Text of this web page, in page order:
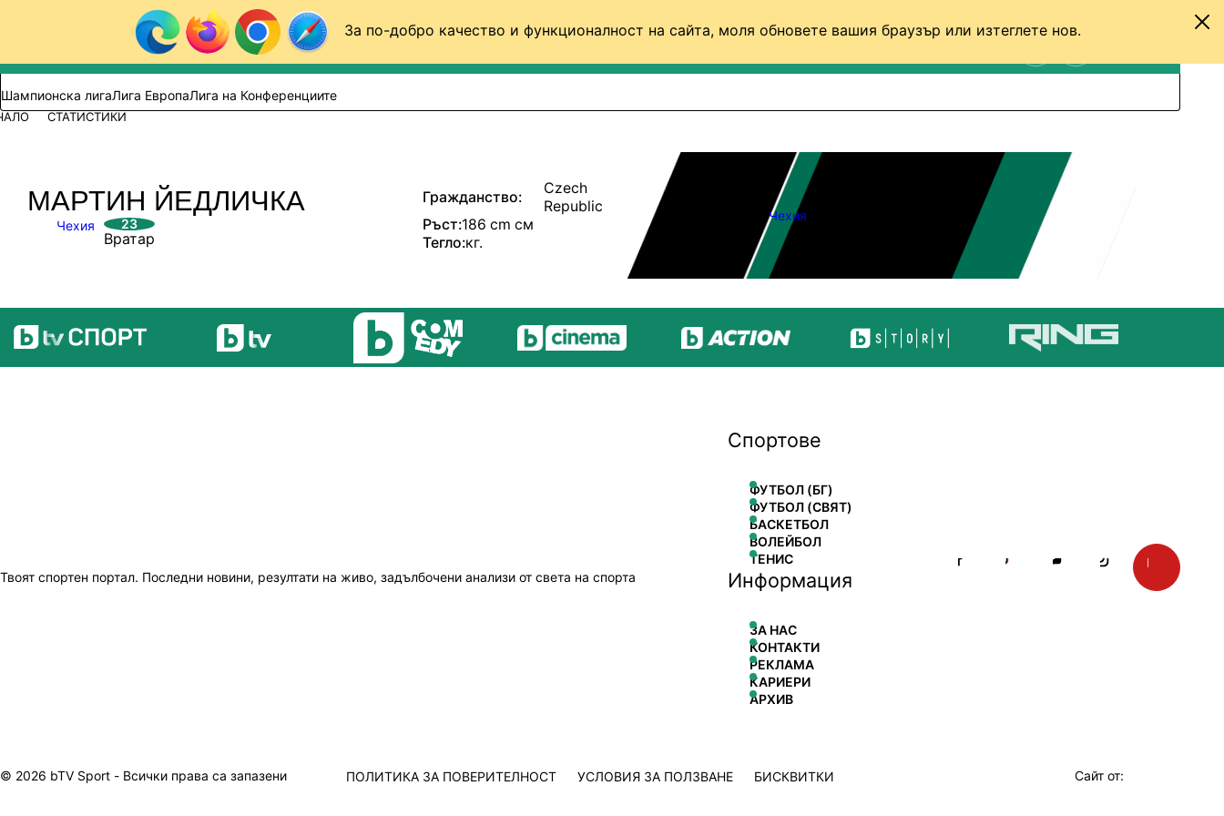
За по-добро качество и функционалност на сайта, моля обновете вашия браузър или изтеглете нов.
Към съдържанието
Търси в сайта
ВИДЕО ФУТБОЛ (БГ)
Шампионска лигаЛига ЕвропаЛига на Конференциите
СТАТИСТИКИ
МАРТИН ЙЕДЛИЧКА
Чехия 23
Вратар
Гражданство:
Czech
Republic
Ръст:186 cm см
Тегло:кг.
Чехия
Твоят спортен портал. Последни новини, резултати на живо, задълбочени анализи от света на спорта
Спортове
ФУТБОЛ (БГ)
ФУТБОЛ (СВЯТ)
БАСКЕТБОЛ
ВОЛЕЙБОЛ
ТЕНИС
Информация
ЗА НАС
КОНТАКТИ
РЕКЛАМА
КАРИЕРИ
АРХИВ
© 2026 bTV Sport - Всички права са запазени ПОЛИТИКА ЗА ПОВЕРИТЕЛНОСТ УСЛОВИЯ ЗА ПОЛЗВАНЕ БИСКВИТКИ Сайт от: